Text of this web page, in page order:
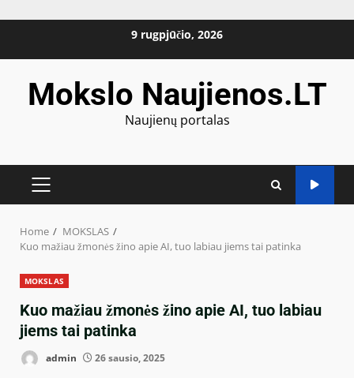
9 rugpjūčio, 2026
Mokslo Naujienos.LT
Naujienų portalas
PRIMARY
Home
MOKSLAS
Kuo mažiau žmonės žino apie AI, tuo labiau jiems tai patinka
MOKSLAS
Kuo mažiau žmonės žino apie AI, tuo labiau
jiems tai patinka
admin 26 sausio, 2025